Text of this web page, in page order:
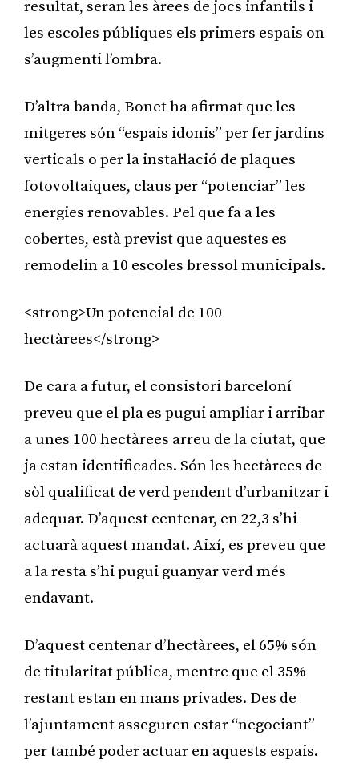
resultat, seran les àrees de jocs infantils i
les escoles públiques els primers espais on
s’augmenti l’ombra.
D’altra banda, Bonet ha afirmat que les
mitgeres són “espais idonis” per fer jardins
verticals o per la instal·lació de plaques
fotovoltaiques, claus per “potenciar” les
energies renovables. Pel que fa a les
cobertes, està previst que aquestes es
remodelin a 10 escoles bressol municipals.
<strong>Un potencial de 100
hectàrees</strong>
De cara a futur, el consistori barceloní
preveu que el pla es pugui ampliar i arribar
a unes 100 hectàrees arreu de la ciutat, que
ja estan identificades. Són les hectàrees de
sòl qualificat de verd pendent d’urbanitzar i
adequar. D’aquest centenar, en 22,3 s’hi
actuarà aquest mandat. Així, es preveu que
a la resta s’hi pugui guanyar verd més
endavant.
D’aquest centenar d’hectàrees, el 65% són
de titularitat pública, mentre que el 35%
restant estan en mans privades. Des de
l’ajuntament asseguren estar “negociant”
per també poder actuar en aquests espais.